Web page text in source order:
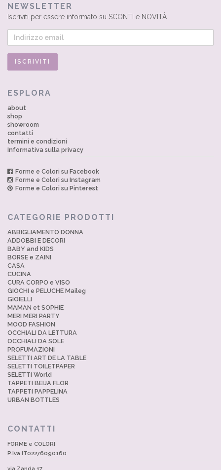
NEWSLETTER
Iscriviti per essere informato su SCONTI e NOVITÀ
ESPLORA
about
shop
showroom
contatti
termini e condizioni
Informativa sulla privacy
Forme e Colori su Facebook
Forme e Colori su Instagram
Forme e Colori su Pinterest
CATEGORIE PRODOTTI
ABBIGLIAMENTO DONNA
ADDOBBI E DECORI
BABY and KIDS
BORSE e ZAINI
CASA
CUCINA
CURA CORPO e VISO
GIOCHI e PELUCHE Maileg
GIOIELLI
MAMAN et SOPHIE
MERI MERI PARTY
MOOD FASHION
OCCHIALI DA LETTURA
OCCHIALI DA SOLE
PROFUMAZIONI
SELETTI ART DE LA TABLE
SELETTI TOILETPAPER
SELETTI World
TAPPETI BEIJA FLOR
TAPPETI PAPPELINA
URBAN BOTTLES
CONTATTI
FORME e COLORI
P.Iva IT02276090160
via Zanda 17